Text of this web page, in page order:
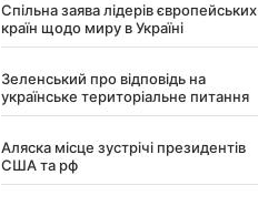
Спільна заява лідерів європейських
країн щодо миру в Україні
Зеленський про відповідь на
українське територіальне питання
Аляска місце зустрічі президентів
США та рф